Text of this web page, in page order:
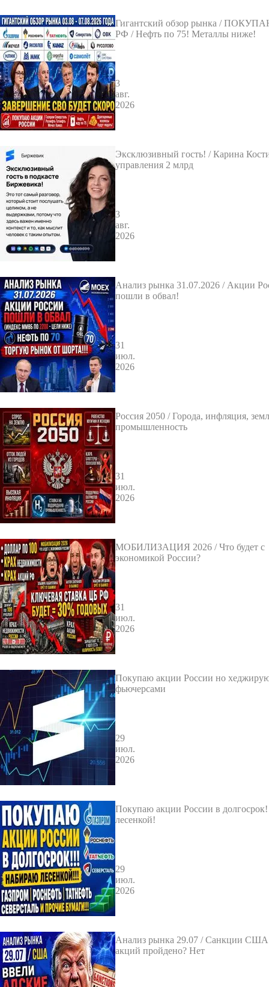
Гигантский обзор рынка /
РФ / Нефть по 75! Металлы ниже!
3
авг.
2026
Эксклюзивный гость! / Карина
управления 2 млрд
3
авг.
2026
Анализ рынка 31.07.2026 / Акции
пошли в обвал!
31
июл.
2026
Россия 2050 / Города, инфляция,
промышленность
31
июл.
2026
МОБИЛИЗАЦИЯ 2026 / Что будет с
экономикой России?
31
июл.
2026
Покупаю акции России но
фьючерсами
29
июл.
2026
Покупаю акции России в
лесенкой!
29
июл.
2026
Анализ рынка 29.07 / Санкции
акций пройдено? Нет